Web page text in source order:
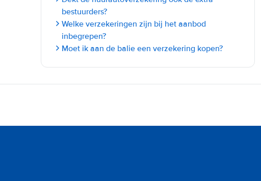
bestuurders?
Welke verzekeringen zijn bij het aanbod
inbegrepen?
Moet ik aan de balie een verzekering kopen?